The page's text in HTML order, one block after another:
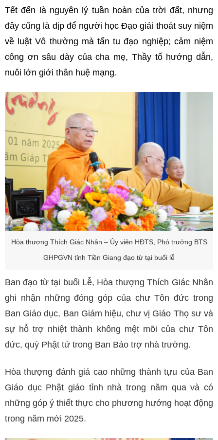
Tết đến là nguyên lý tuần hoàn của trời đất, nhưng
đây cũng là dịp để người học Đạo giải thoát suy niệm
về luật Vô thường mà tấn tu đạo nghiệp; cảm niệm
công ơn sâu dày của cha mẹ, Thầy tổ hướng dẫn,
nuôi lớn giới thân huệ mạng.
Hòa thượng Thích Giác Nhân – Ủy viên HĐTS, Phó trưởng BTS
GHPGVN tỉnh Tiền Giang đạo từ tại buổi lễ
Ban đạo từ tại buổi Lễ, Hòa thượng Thích Giác Nhân
ghi nhận những đóng góp của chư Tôn đức trong
Ban Giáo dục, Ban Giám hiệu, chư vị Giáo Thọ sư và
sự hỗ trợ nhiệt thành không mệt mõi của chư Tôn
đức, quý Phật tử trong Ban Bảo trợ nhà trường.
Hòa thượng đánh giá cao những thành tựu của Ban
Giáo dục Phật giáo tỉnh nhà trong năm qua và có
những góp ý thiết thực cho phương hướng hoạt động
trong năm mới 2025.